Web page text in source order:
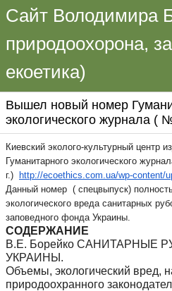
Сайт Володимира
природоохорона,
екоетика)
Вышел новый номер
экологического журнала (
Киевский эколого-культурный центр
Гуманитарного экологического
г.)
http://ecoethics.com.ua/wp-content/
Данный номер ( спецвыпуск)
экологического вреда санитарных
заповедного фонда Украины.
СОДЕРЖАНИЕ
В.Е. Борейко САНИТАРНЫЕ
УКРАИНЫ.
Объемы, экологический вред,
природоохранного